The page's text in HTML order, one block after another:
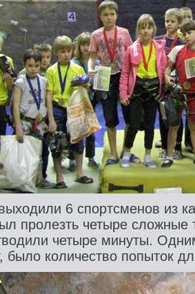
6 спортсменов из
пролезть четыре сложные
четыре минуты.
было количество попыток